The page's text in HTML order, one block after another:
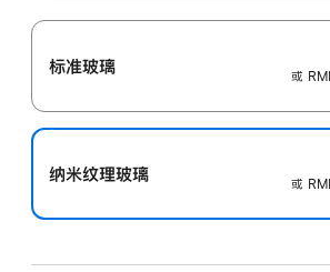
标准玻璃
或
纳米纹理玻璃
或